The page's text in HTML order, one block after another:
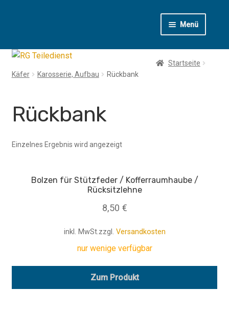
Menü
T1
T2
Käfer
Startseite
Käfer
Karosserie, Aufbau Rückbank
Rückbank
Einzelnes Ergebnis wird angezeigt
Bolzen für Stützfeder / Kofferraumhaube /
Rücksitzlehne
8,50 €
inkl. MwSt.zzgl. Versandkosten
nur wenige verfügbar
Zum Produkt